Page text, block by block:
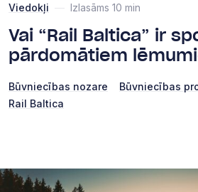
Viedokļi Izlasāms 10 min
Vai “Rail Baltica” ir
pārdomātiem
Būvniecības nozare Būvniecības
Rail Baltica